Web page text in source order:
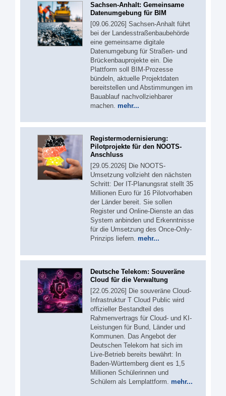
Sachsen-Anhalt: Gemeinsame
Datenumgebung für BIM
[09.06.2026] Sachsen-Anhalt führt
bei der Landesstraßenbaubehörde
eine gemeinsame digitale
Datenumgebung für Straßen- und
Brückenbauprojekte ein. Die
Plattform soll BIM-Prozesse
bündeln, aktuelle Projektdaten
bereitstellen und Abstimmungen im
Bauablauf nachvollziehbarer
machen. mehr...
Registermodernisierung:
Pilotprojekte für den NOOTS-
Anschluss
[29.05.2026] Die NOOTS-
Umsetzung vollzieht den nächsten
Schritt: Der IT-Planungsrat stellt 35
Millionen Euro für 16 Pilotvorhaben
der Länder bereit. Sie sollen
Register und Online-Dienste an das
System anbinden und Erkenntnisse
für die Umsetzung des Once-Only-
Prinzips liefern. mehr...
Deutsche Telekom: Souveräne
Cloud für die Verwaltung
[22.05.2026] Die souveräne Cloud-
Infrastruktur T Cloud Public wird
offizieller Bestandteil des
Rahmenvertrags für Cloud- und KI-
Leistungen für Bund, Länder und
Kommunen. Das Angebot der
Deutschen Telekom hat sich im
Live-Betrieb bereits bewährt: In
Baden-Württemberg dient es 1,5
Millionen Schülerinnen und
Schülern als Lernplattform. mehr...